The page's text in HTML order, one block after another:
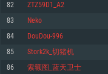
82 ZTZ59D1_A2
83 Nekо
84 DouDou-996
85 Stork2k_切猪机
86 索额图_蓝天卫士